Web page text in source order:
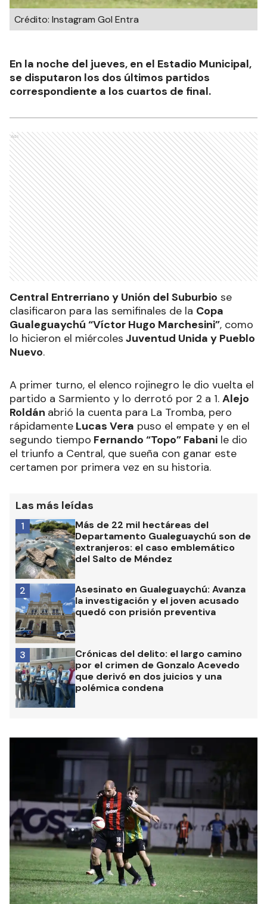
Crédito: Instagram Gol Entra
En la noche del jueves, en el Estadio Municipal,
se disputaron los dos últimos partidos
correspondiente a los cuartos de final.
Ads
Central Entrerriano y Unión del Suburbio se
clasificaron para las semifinales de la Copa
Gualeguaychú “Víctor Hugo Marchesini”, como
lo hicieron el miércoles Juventud Unida y Pueblo
Nuevo.
A primer turno, el elenco rojinegro le dio vuelta el
partido a Sarmiento y lo derrotó por 2 a 1. Alejo
Roldán abrió la cuenta para La Tromba, pero
rápidamente Lucas Vera puso el empate y en el
segundo tiempo Fernando “Topo” Fabani le dio
el triunfo a Central, que sueña con ganar este
certamen por primera vez en su historia.
Las más leídas
Más de 22 mil hectáreas del
Departamento Gualeguaychú son de
extranjeros: el caso emblemático
del Salto de Méndez
1
Asesinato en Gualeguaychú: Avanza
la investigación y el joven acusado
quedó con prisión preventiva
2
Crónicas del delito: el largo camino
por el crimen de Gonzalo Acevedo
que derivó en dos juicios y una
polémica condena
3